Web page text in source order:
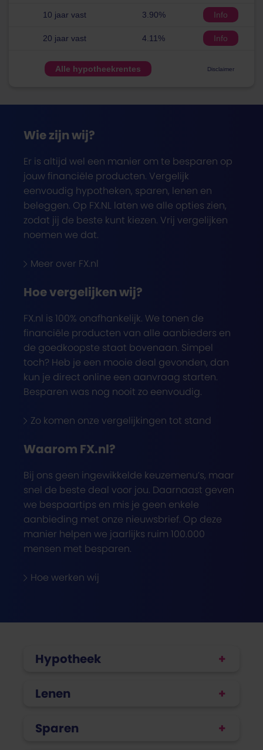
10 jaar vast 3.90% Info
20 jaar vast 4.11% Info
Alle hypotheekrentes Disclaimer
Wie zijn wij?
Er is altijd wel een manier om te besparen op
jouw financiële producten. Vergelijk
eenvoudig hypotheken, sparen, lenen en
beleggen. Op FX.NL laten we alle opties zien,
zodat jij de beste kunt kiezen. Vrij vergelijken
noemen we dat.
Meer over FX.nl
Hoe vergelijken wij?
FX.nl is 100% onafhankelijk. We tonen de
financiële producten van alle aanbieders en
de goedkoopste staat bovenaan. Simpel
toch? Heb je een mooie deal gevonden, dan
kun je direct online een aanvraag starten.
Besparen was nog nooit zo eenvoudig.
Zo komen onze vergelijkingen tot stand
Waarom FX.nl?
Bij ons geen ingewikkelde keuzemenu’s, maar
snel de beste deal voor jou. Daarnaast geven
we bespaartips en mis je geen enkele
aanbieding met onze nieuwsbrief. Op deze
manier helpen we jaarlijks ruim 100.000
mensen met besparen.
Hoe werken wij
Hypotheek
Lenen
Sparen